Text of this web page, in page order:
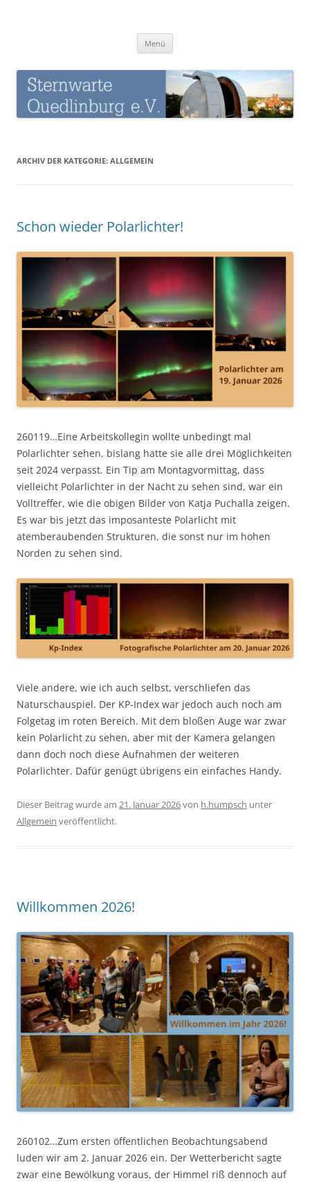
Menü
ARCHIV DER KATEGORIE: ALLGEMEIN
Schon wieder Polarlichter!
260119…Eine Arbeitskollegin wollte unbedingt mal
Polarlichter sehen, bislang hatte sie alle drei Möglichkeiten
seit 2024 verpasst. Ein Tip am Montagvormittag, dass
vielleicht Polarlichter in der Nacht zu sehen sind, war ein
Volltreffer, wie die obigen Bilder von Katja Puchalla zeigen.
Es war bis jetzt das imposanteste Polarlicht mit
atemberaubenden Strukturen, die sonst nur im hohen
Norden zu sehen sind.
Viele andere, wie ich auch selbst, verschliefen das
Naturschauspiel. Der KP-Index war jedoch auch noch am
Folgetag im roten Bereich. Mit dem bloßen Auge war zwar
kein Polarlicht zu sehen, aber mit der Kamera gelangen
dann doch noch diese Aufnahmen der weiteren
Polarlichter. Dafür genügt übrigens ein einfaches Handy.
Dieser Beitrag wurde am 21. Januar 2026von h.humpsch unter
Allgemein veröffentlicht.
Willkommen 2026!
260102…Zum ersten öffentlichen Beobachtungsabend
luden wir am 2. Januar 2026 ein. Der Wetterbericht sagte
zwar eine Bewölkung voraus, der Himmel riß dennoch auf